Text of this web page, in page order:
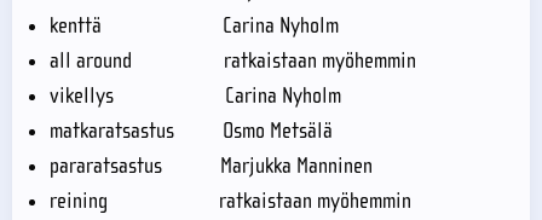
kenttä Carina Nyholm
all around ratkaistaan myöhemmin
vikellys Carina Nyholm
matkaratsastus Osmo Metsälä
pararatsastus Marjukka Manninen
reining ratkaistaan myöhemmin